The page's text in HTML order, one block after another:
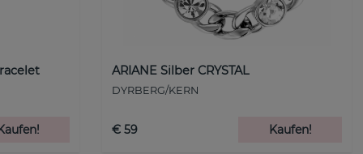
ARIANE Silber CRYSTAL
DYRBERG/KERN
€ 59 Kaufen!